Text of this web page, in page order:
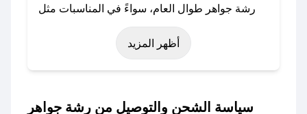
رشة جواهر طوال العام، سواءً في المناسبات مثل
عيد الفطر، عيد الأضحى، الجمعة البيضاء (شهر
نوفمبر)، رمضان، اليوم الوطني، يوم التأسيس، أو
حتى عروض خاصة أخرى.
أظهر المزيد
سياسة الشحن والتوصيل من رشة جواهر